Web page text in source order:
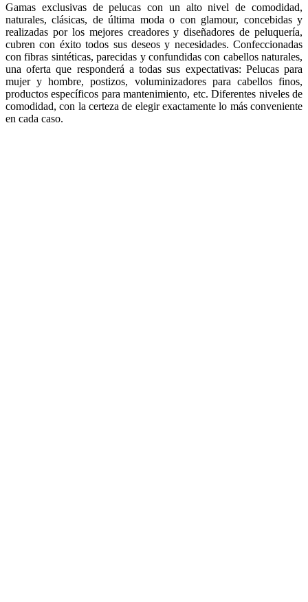
Gamas exclusivas de pelucas con un alto nivel de comodidad,
naturales, clásicas, de última moda o con glamour, concebidas y
realizadas por los mejores creadores y diseñadores de peluquería,
cubren con éxito todos sus deseos y necesidades. Confeccionadas
con fibras sintéticas, parecidas y confundidas con cabellos naturales,
una oferta que responderá a todas sus expectativas: Pelucas para
mujer y hombre, postizos, voluminizadores para cabellos finos,
productos específicos para mantenimiento, etc. Diferentes niveles de
comodidad, con la certeza de elegir exactamente lo más conveniente
en cada caso.